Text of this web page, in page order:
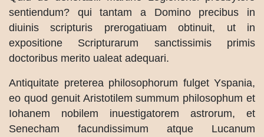
sentiendum? qui tantam a Domino precibus in
diuinis scripturis prerogatiuam obtinuit, ut in
expositione Scripturarum sanctissimis primis
doctoribus merito ualeat adequari.
Antiquitate preterea philosophorum fulget Yspania,
eo quod genuit Aristotilem summum philosophum et
Iohanem nobilem inuestigatorem astrorum, et
Senecham facundissimum atque Lucanum